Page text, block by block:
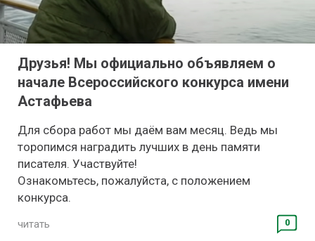
Друзья! Мы официально объявляем о
начале Всероссийского конкурса имени
Астафьева
Для сбора работ мы даём вам месяц. Ведь мы
торопимся наградить лучших в день памяти
писателя. Участвуйте!
Ознакомьтесь, пожалуйста, с положением
конкурса.
читать 0